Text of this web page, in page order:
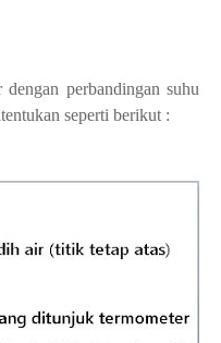
perbandingan suhu
seperti berikut :